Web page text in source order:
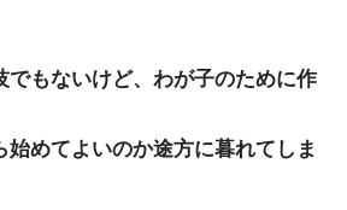
でもないけど、わが子のために作
始めてよいのか途方に暮れてしま